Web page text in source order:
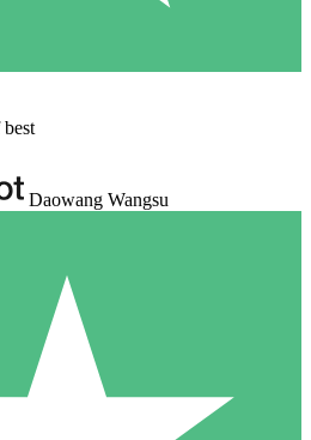
Daowang Wangsu